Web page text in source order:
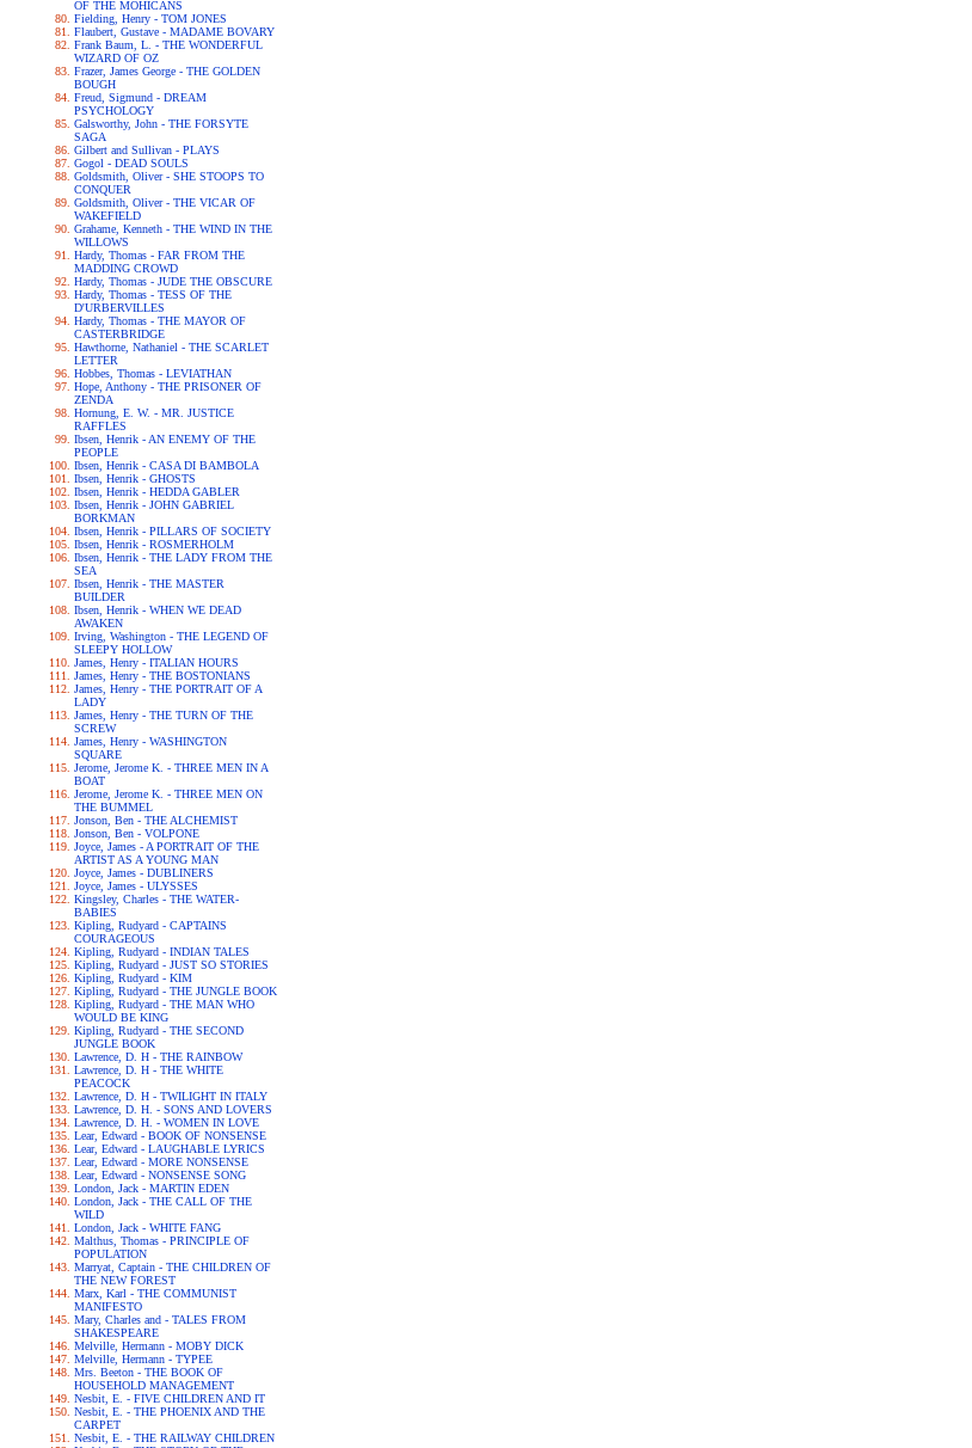
OF THE MOHICANS
Fielding, Henry - TOM JONES
Flaubert, Gustave - MADAME BOVARY
Frank Baum, L. - THE WONDERFUL
WIZARD OF OZ
Frazer, James George - THE GOLDEN
BOUGH
Freud, Sigmund - DREAM
PSYCHOLOGY
Galsworthy, John - THE FORSYTE
SAGA
Gilbert and Sullivan - PLAYS
Gogol - DEAD SOULS
Goldsmith, Oliver - SHE STOOPS TO
CONQUER
Goldsmith, Oliver - THE VICAR OF
WAKEFIELD
Grahame, Kenneth - THE WIND IN THE
WILLOWS
Hardy, Thomas - FAR FROM THE
MADDING CROWD
Hardy, Thomas - JUDE THE OBSCURE
Hardy, Thomas - TESS OF THE
D'URBERVILLES
Hardy, Thomas - THE MAYOR OF
CASTERBRIDGE
Hawthorne, Nathaniel - THE SCARLET
LETTER
Hobbes, Thomas - LEVIATHAN
Hope, Anthony - THE PRISONER OF
ZENDA
Hornung, E. W. - MR. JUSTICE
RAFFLES
Ibsen, Henrik - AN ENEMY OF THE
PEOPLE
Ibsen, Henrik - CASA DI BAMBOLA
Ibsen, Henrik - GHOSTS
Ibsen, Henrik - HEDDA GABLER
Ibsen, Henrik - JOHN GABRIEL
BORKMAN
Ibsen, Henrik - PILLARS OF SOCIETY
Ibsen, Henrik - ROSMERHOLM
Ibsen, Henrik - THE LADY FROM THE
SEA
Ibsen, Henrik - THE MASTER
BUILDER
Ibsen, Henrik - WHEN WE DEAD
AWAKEN
Irving, Washington - THE LEGEND OF
SLEEPY HOLLOW
James, Henry - ITALIAN HOURS
James, Henry - THE BOSTONIANS
James, Henry - THE PORTRAIT OF A
LADY
James, Henry - THE TURN OF THE
SCREW
James, Henry - WASHINGTON
SQUARE
Jerome, Jerome K. - THREE MEN IN A
BOAT
Jerome, Jerome K. - THREE MEN ON
THE BUMMEL
Jonson, Ben - THE ALCHEMIST
Jonson, Ben - VOLPONE
Joyce, James - A PORTRAIT OF THE
ARTIST AS A YOUNG MAN
Joyce, James - DUBLINERS
Joyce, James - ULYSSES
Kingsley, Charles - THE WATER-
BABIES
Kipling, Rudyard - CAPTAINS
COURAGEOUS
Kipling, Rudyard - INDIAN TALES
Kipling, Rudyard - JUST SO STORIES
Kipling, Rudyard - KIM
Kipling, Rudyard - THE JUNGLE BOOK
Kipling, Rudyard - THE MAN WHO
WOULD BE KING
Kipling, Rudyard - THE SECOND
JUNGLE BOOK
Lawrence, D. H - THE RAINBOW
Lawrence, D. H - THE WHITE
PEACOCK
Lawrence, D. H - TWILIGHT IN ITALY
Lawrence, D. H. - SONS AND LOVERS
Lawrence, D. H. - WOMEN IN LOVE
Lear, Edward - BOOK OF NONSENSE
Lear, Edward - LAUGHABLE LYRICS
Lear, Edward - MORE NONSENSE
Lear, Edward - NONSENSE SONG
London, Jack - MARTIN EDEN
London, Jack - THE CALL OF THE
WILD
London, Jack - WHITE FANG
Malthus, Thomas - PRINCIPLE OF
POPULATION
Marryat, Captain - THE CHILDREN OF
THE NEW FOREST
Marx, Karl - THE COMMUNIST
MANIFESTO
Mary, Charles and - TALES FROM
SHAKESPEARE
Melville, Hermann - MOBY DICK
Melville, Hermann - TYPEE
Mrs. Beeton - THE BOOK OF
HOUSEHOLD MANAGEMENT
Nesbit, E. - FIVE CHILDREN AND IT
Nesbit, E. - THE PHOENIX AND THE
CARPET
Nesbit, E. - THE RAILWAY CHILDREN